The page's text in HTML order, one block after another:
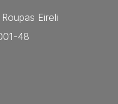
Eireli
48